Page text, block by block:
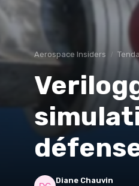
Aerospace Insiders
Diane Chauvin